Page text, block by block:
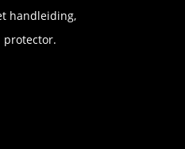
handleiding,
protector.